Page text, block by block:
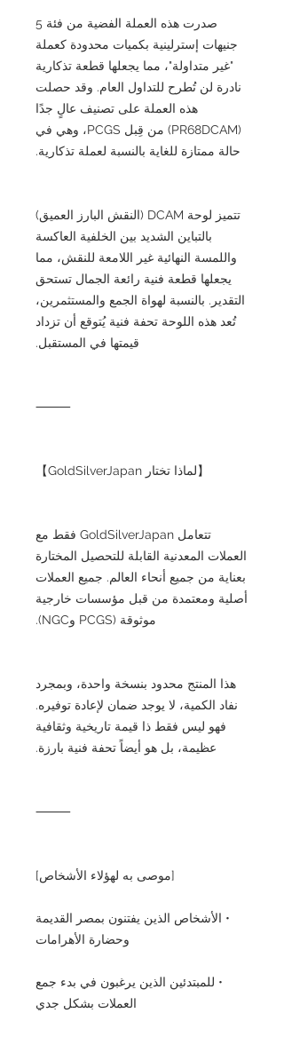
صدرت هذه العملة الفضية من فئة 5
جنيهات إسترلينية بكميات محدودة كعملة
"غير متداولة"، مما يجعلها قطعة تذكارية
نادرة لن تُطرح للتداول العام. وقد حصلت
هذه العملة على تصنيف عالٍ جدًا
(PR68DCAM) من قِبل PCGS، وهي في
حالة ممتازة للغاية بالنسبة لعملة تذكارية.
تتميز لوحة DCAM (النقش البارز العميق)
بالتباين الشديد بين الخلفية العاكسة
واللمسة النهائية غير اللامعة للنقش، مما
يجعلها قطعة فنية رائعة الجمال تستحق
التقدير. بالنسبة لهواة الجمع والمستثمرين،
تُعد هذه اللوحة تحفة فنية يُتوقع أن تزداد
قيمتها في المستقبل.
⸻
【لماذا تختار GoldSilverJapan】
تتعامل GoldSilverJapan فقط مع
العملات المعدنية القابلة للتحصيل المختارة
بعناية من جميع أنحاء العالم. جميع العملات
أصلية ومعتمدة من قبل مؤسسات خارجية
موثوقة (PCGS وNGC).
هذا المنتج محدود بنسخة واحدة، وبمجرد
نفاد الكمية، لا يوجد ضمان لإعادة توفيره.
فهو ليس فقط ذا قيمة تاريخية وثقافية
عظيمة، بل هو أيضاً تحفة فنية بارزة.
⸻
[موصى به لهؤلاء الأشخاص]
• الأشخاص الذين يفتنون بمصر القديمة
وحضارة الأهرامات
• للمبتدئين الذين يرغبون في بدء جمع
العملات بشكل جدي